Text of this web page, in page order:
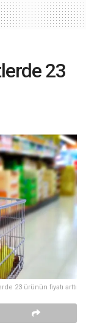
23
23 ürünün fiyatı arttı